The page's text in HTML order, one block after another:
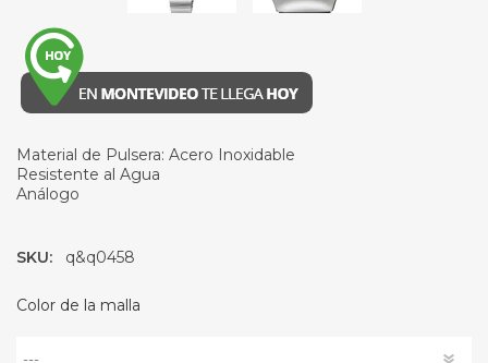
Material de Pulsera: Acero Inoxidable
Resistente al Agua
Análogo
SKU: q&q0458
Color de la malla